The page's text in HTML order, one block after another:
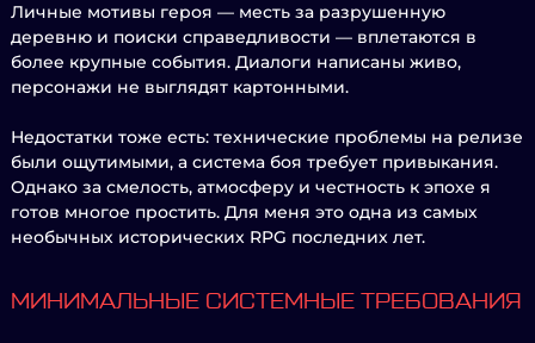
Личные мотивы героя — месть за разрушенную
деревню и поиски справедливости — вплетаются в
более крупные события. Диалоги написаны живо,
персонажи не выглядят картонными.
Недостатки тоже есть: технические проблемы на релизе
были ощутимыми, а система боя требует привыкания.
Однако за смелость, атмосферу и честность к эпохе я
готов многое простить. Для меня это одна из самых
необычных исторических RPG последних лет.
МИНИМАЛЬНЫЕ СИСТЕМНЫЕ ТРЕБОВАНИЯ